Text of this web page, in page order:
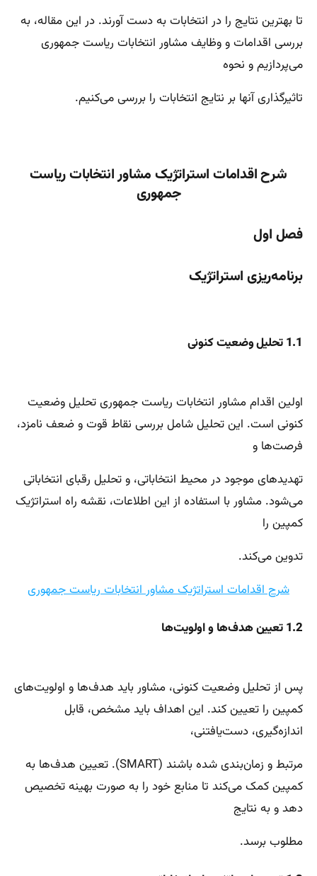
تا بهترین نتایج را در انتخابات به دست آورند. در این مقاله، به
بررسی اقدامات و وظایف مشاور انتخابات ریاست جمهوری
می‌پردازیم و نحوه
تاثیرگذاری آنها بر نتایج انتخابات را بررسی می‌کنیم.
شرح اقدامات استراتژیک مشاور انتخابات ریاست
جمهوری
فصل اول
برنامه‌ریزی استراتژیک
1.1 تحلیل وضعیت کنونی
اولین اقدام مشاور انتخابات ریاست جمهوری تحلیل وضعیت
کنونی است. این تحلیل شامل بررسی نقاط قوت و ضعف نامزد،
فرصت‌ها و
تهدیدهای موجود در محیط انتخاباتی، و تحلیل رقبای انتخاباتی
می‌شود. مشاور با استفاده از این اطلاعات، نقشه راه استراتژیک
کمپین را
تدوین می‌کند.
شرح اقدامات استراتژیک مشاور انتخابات ریاست جمهوری
1.2 تعیین هدف‌ها و اولویت‌ها
پس از تحلیل وضعیت کنونی، مشاور باید هدف‌ها و اولویت‌های
کمپین را تعیین کند. این اهداف باید مشخص، قابل
اندازه‌گیری، دست‌یافتنی،
مرتبط و زمان‌بندی شده باشند (SMART). تعیین هدف‌ها به
کمپین کمک می‌کند تا منابع خود را به صورت بهینه تخصیص
دهد و به نتایج
مطلوب برسد.